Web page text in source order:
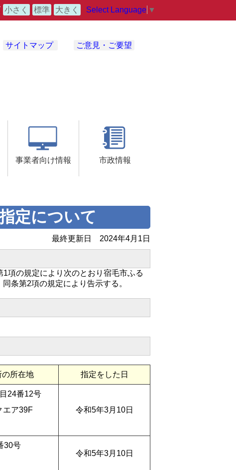
小さく 標準 大きく Select Language ▼
サイトマップ ご意見・ご要望
事業者向け情報 市政情報
定について
最終更新日 2024年4月1日
項の規定により次のとおり宿毛市ふる
条第2項の規定により告示する。
の所在地 指定をした日
24番12号
エア39F
令和5年3月10日
30号
令和5年3月10日